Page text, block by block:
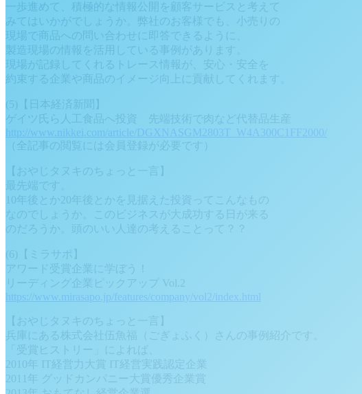
一歩進めて、積極的な情報公開を顧客サービスと考えて
みてはいかがでしょうか。弊社のお客様でも、小売りの
現場で商品への問い合わせに即答できるように、
製造現場の情報を活用している事例があります。
現場が記録してくれるトレース情報が、安心・安全を
約束する企業や商品のイメージ向上に貢献してくれます。
(5)【日本経済新聞】
ゲイツ氏ら人工食品へ投資 先端技術で肉など代替品生産
http://www.nikkei.com/article/DGXNASGM2803T_W4A300C1FF2000/
（全記事の閲覧には会員登録が必要です）
【おやじタヌキのちょっと一言】
最先端です。
10年後とか20年後とかを見据えた投資ってこんなもの
なのでしょうか。このビジネスが大成功する日が来る
のだろうか。頭のいい人達の考えることって？？
(6)【ミラサポ】
アワード受賞企業に学ぼう！
リーディング企業ピックアップ Vol.2
https://www.mirasapo.jp/features/company/vol2/index.html
【おやじタヌキのちょっと一言】
兵庫にある株式会社伍魚福（ごぎょふく）さんの事例紹介です。
「受賞ヒストリー」によれば、
2010年 IT経営力大賞 IT経営実践認定企業
2011年 グッドカンパニー大賞優秀企業賞